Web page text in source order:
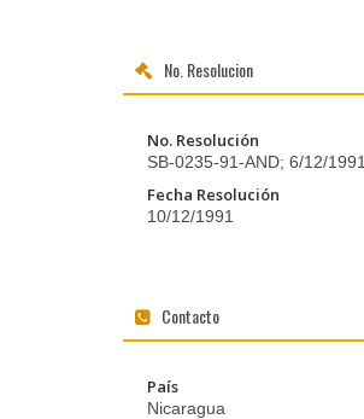
No. Resolucion
No. Resolución
SB-0235-91-AND; 6/12/1991
Fecha Resolución
10/12/1991
Contacto
País
Nicaragua